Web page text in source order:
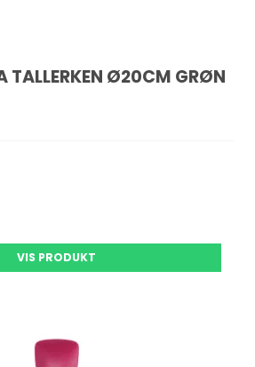
TALLERKEN Ø20CM GRØN
VIS PRODUKT